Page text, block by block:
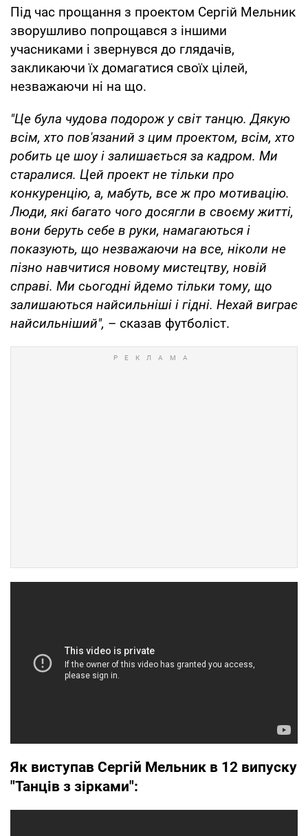
Під час прощання з проектом Сергій Мельник
зворушливо попрощався з іншими
учасниками і звернувся до глядачів,
закликаючи їх домагатися своїх цілей,
незважаючи ні на що.
"Це була чудова подорож у світ танцю. Дякую
всім, хто пов'язаний з цим проектом, всім, хто
робить це шоу і залишається за кадром. Ми
старалися. Цей проект не тільки про
конкуренцію, а, мабуть, все ж про мотивацію.
Люди, які багато чого досягли в своєму житті,
вони беруть себе в руки, намагаються і
показують, що незважаючи на все, ніколи не
пізно навчитися новому мистецтву, новій
справі. Ми сьогодні йдемо тільки тому, що
залишаються найсильніші і гідні. Нехай виграє
найсильніший", – сказав футболіст.
Як виступав Сергій Мельник в 12 випуску
"Танців з зірками":